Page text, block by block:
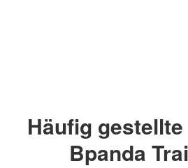
Häufig
Bpanda